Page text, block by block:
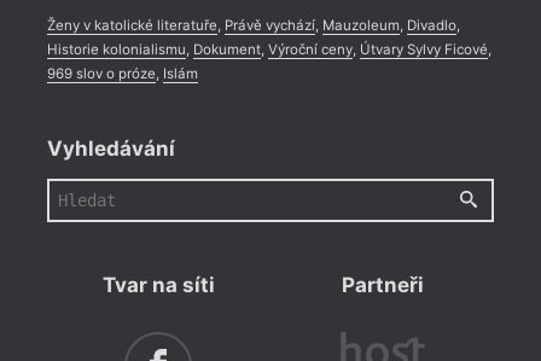
Ženy v katolické literatuře, Právě vychází, Mauzoleum, Divadlo,
Historie kolonialismu, Dokument, Výroční ceny, Útvary Sylvy Ficové,
969 slov o próze, Islám
Vyhledávání
Tvar na síti Partneři